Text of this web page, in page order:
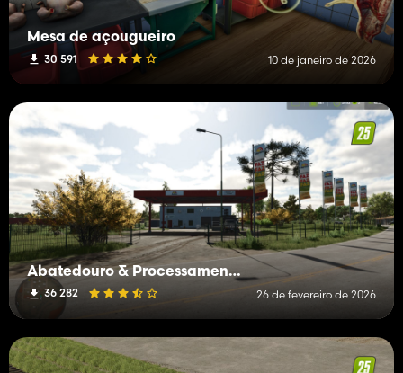
Mesa de açougueiro
30 591 10 de janeiro de 2026
Abatedouro & Processamento de Carnes
36 282 26 de fevereiro de 2026